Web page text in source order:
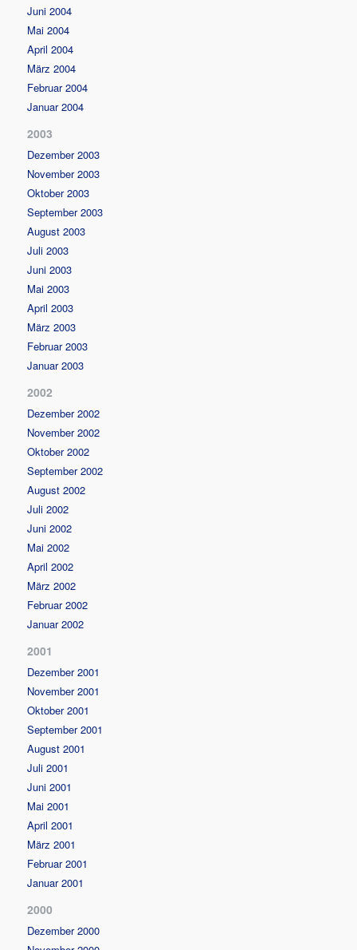
Juni 2004
Mai 2004
April 2004
März 2004
Februar 2004
Januar 2004
2003
Dezember 2003
November 2003
Oktober 2003
September 2003
August 2003
Juli 2003
Juni 2003
Mai 2003
April 2003
März 2003
Februar 2003
Januar 2003
2002
Dezember 2002
November 2002
Oktober 2002
September 2002
August 2002
Juli 2002
Juni 2002
Mai 2002
April 2002
März 2002
Februar 2002
Januar 2002
2001
Dezember 2001
November 2001
Oktober 2001
September 2001
August 2001
Juli 2001
Juni 2001
Mai 2001
April 2001
März 2001
Februar 2001
Januar 2001
2000
Dezember 2000